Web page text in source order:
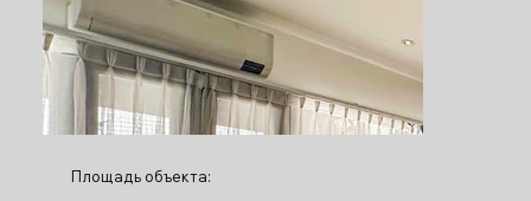
Площадь объекта: